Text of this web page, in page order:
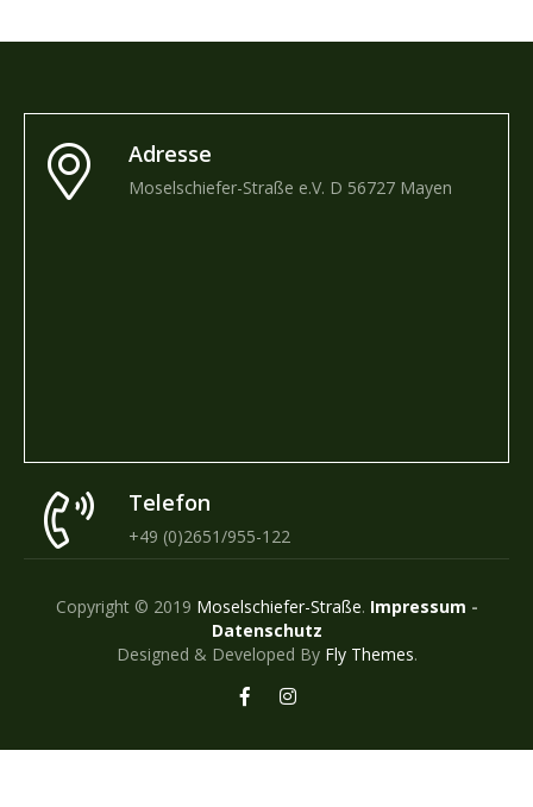
Adresse
Moselschiefer-Straße e.V. D 56727 Mayen
Telefon
+49 (0)2651/955-122
Copyright © 2019 Moselschiefer-Straße. Impressum -
Datenschutz
Designed & Developed By Fly Themes.